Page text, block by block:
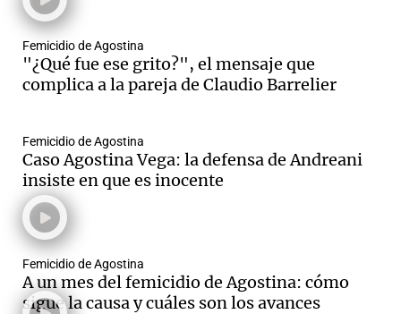
Femicidio de Agostina
"¿Qué fue ese grito?", el mensaje que
complica a la pareja de Claudio Barrelier
Femicidio de Agostina
Caso Agostina Vega: la defensa de Andreani
insiste en que es inocente
Femicidio de Agostina
A un mes del femicidio de Agostina: cómo
sigue la causa y cuáles son los avances